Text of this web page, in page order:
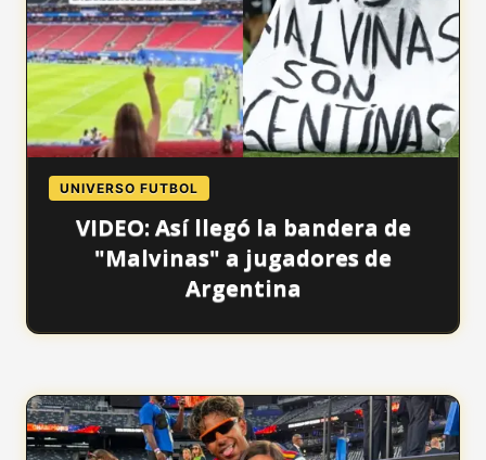
UNIVERSO FUTBOL
VIDEO: Así llegó la bandera de
"Malvinas" a jugadores de
Argentina